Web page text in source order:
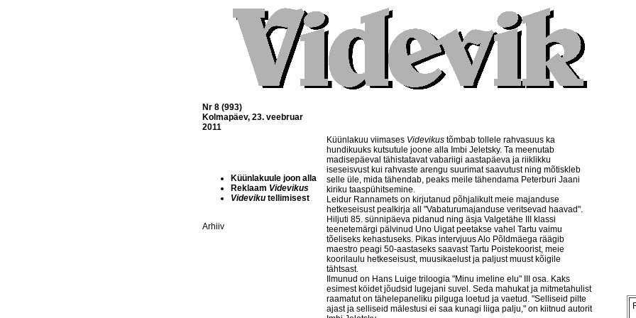
Nr 8 (993)
Kolmapäev, 23. veebruar
2011
Küünlakuule joon alla
Reklaam Videvikus
Videviku tellimisest
Arhiiv
Küünlakuu viimases Videvikus tõmbab tollele rahvasuus ka
hundikuuks kutsutule joone alla Imbi Jeletsky. Ta meenutab
madisepäeval tähistatavat vabariigi aastapäeva ja riiklikku
iseseisvust kui rahvaste arengu suurimat saavutust ning mõtiskleb
selle üle, mida tähendab, peaks meile tähendama Peterburi Jaani
kiriku taaspühitsemine.
Leidur Rannamets on kirjutanud põhjalikult meie majanduse
hetkeseisust pealkirja all "Vabaturumajanduse veritsevad haavad".
Hiljuti 85. sünnipäeva pidanud ning äsja Valgetähe III klassi
teenetemärgi pälvinud Uno Uigat peetakse vahel Tartu vaimu
tõeliseks kehastuseks. Pikas intervjuus Alo Põldmäega räägib
maestro peagi 50-aastaseks saavast Tartu Poistekoorist, meie
koorilaulu hetkeseisust, muusikaelust ja paljust muust kõigile
tähtsast.
Ilmunud on Hans Luige triloogia "Minu imeline elu" III osa. Kaks
esimest köidet jõudsid lugejani suvel. Seda mahukat ja mitmetahulist
raamatut on tähelepaneliku pilguga loetud ja vaetud. "Selliseid pilte
ajast ja selliseid mälestusi ei saa kunagi liiga palju," on kiitnud autorit